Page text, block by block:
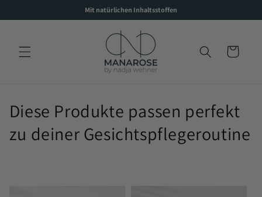
Mit natürlichen Inhaltsstoffen
Inhalt
Warenkorb
K
a
Diese Produkte passen perfekt
zu deiner Gesichtspflegeroutine